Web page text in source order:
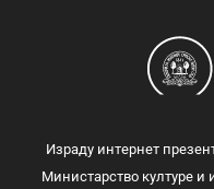
Израду интернет
Министарство културе